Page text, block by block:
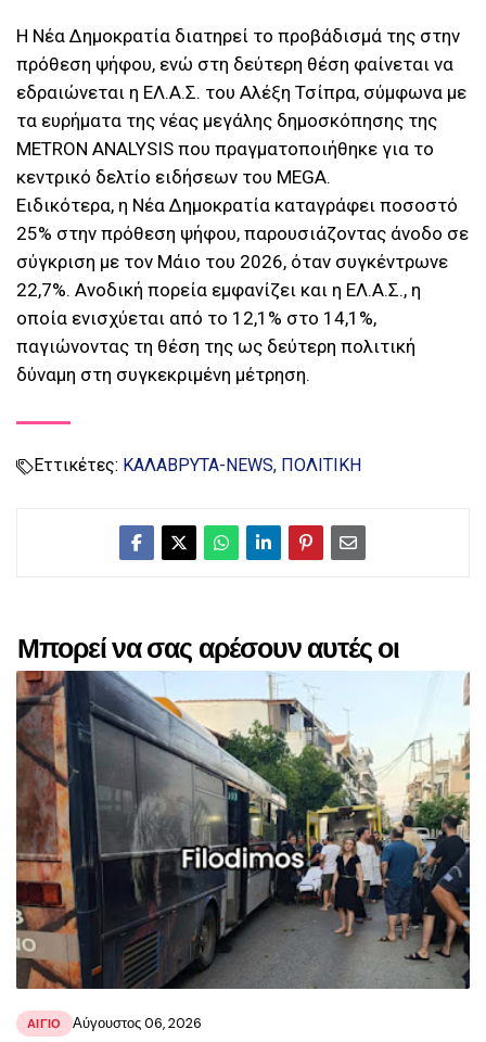
Η Νέα Δημοκρατία διατηρεί το προβάδισμά της στην
πρόθεση ψήφου, ενώ στη δεύτερη θέση φαίνεται να
εδραιώνεται η ΕΛ.Α.Σ. του Αλέξη Τσίπρα, σύμφωνα με
τα ευρήματα της νέας μεγάλης δημοσκόπησης της
METRON ANALYSIS που πραγματοποιήθηκε για το
κεντρικό δελτίο ειδήσεων του MEGA.
Ειδικότερα, η Νέα Δημοκρατία καταγράφει ποσοστό
25% στην πρόθεση ψήφου, παρουσιάζοντας άνοδο σε
σύγκριση με τον Μάιο του 2026, όταν συγκέντρωνε
22,7%. Ανοδική πορεία εμφανίζει και η ΕΛ.Α.Σ., η
οποία ενισχύεται από το 12,1% στο 14,1%,
παγιώνοντας τη θέση της ως δεύτερη πολιτική
δύναμη στη συγκεκριμένη μέτρηση.
Εττικέτες: ΚΑΛΑΒΡΥΤΑ-NEWS ΠΟΛΙΤΙΚΗ
Μπορεί να σας αρέσουν αυτές οι
αναρτήσεις
ΑΙΓΙΟ Αύγουστος 06, 2026